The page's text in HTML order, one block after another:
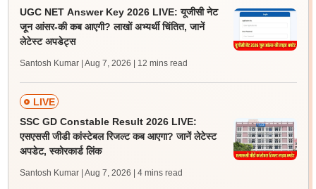
UGC NET Answer Key 2026 LIVE: यूजीसी नेट
जून आंसर-की कब आएगी? लाखों अभ्यर्थी चिंतित, जानें
लेटेस्ट अपडेट्स
Santosh Kumar | Aug 7, 2026 | 12 mins read
LIVE
SSC GD Constable Result 2026 LIVE:
एसएससी जीडी कांस्टेबल रिजल्ट कब आएगा? जानें लेटेस्ट
अपडेट, स्कोरकार्ड लिंक
Santosh Kumar | Aug 7, 2026 | 4 mins read